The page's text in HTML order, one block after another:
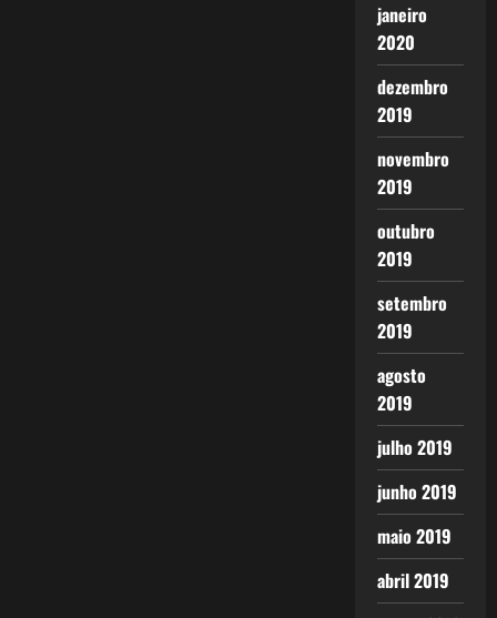
janeiro
2020
dezembro
2019
novembro
2019
outubro
2019
setembro
2019
agosto
2019
julho 2019
junho 2019
maio 2019
abril 2019